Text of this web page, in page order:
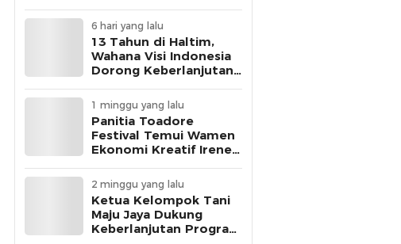
6 hari yang lalu
13 Tahun di Haltim,
Wahana Visi Indonesia
Dorong Keberlanjutan
1 minggu yang lalu
Panitia Toadore
Festival Temui Wamen
Ekonomi Kreatif Irene
2 minggu yang lalu
Ketua Kelompok Tani
Maju Jaya Dukung
Keberlanjutan Program